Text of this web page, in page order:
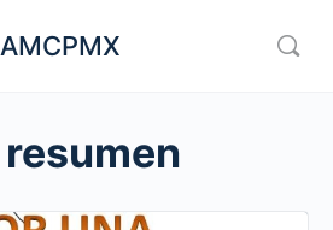
AMCPMX
resumen